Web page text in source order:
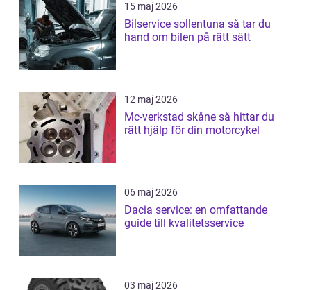
15 maj 2026
Bilservice sollentuna så tar du
hand om bilen på rätt sätt
12 maj 2026
Mc-verkstad skåne så hittar du
rätt hjälp för din motorcykel
06 maj 2026
Dacia service: en omfattande
guide till kvalitetsservice
03 maj 2026